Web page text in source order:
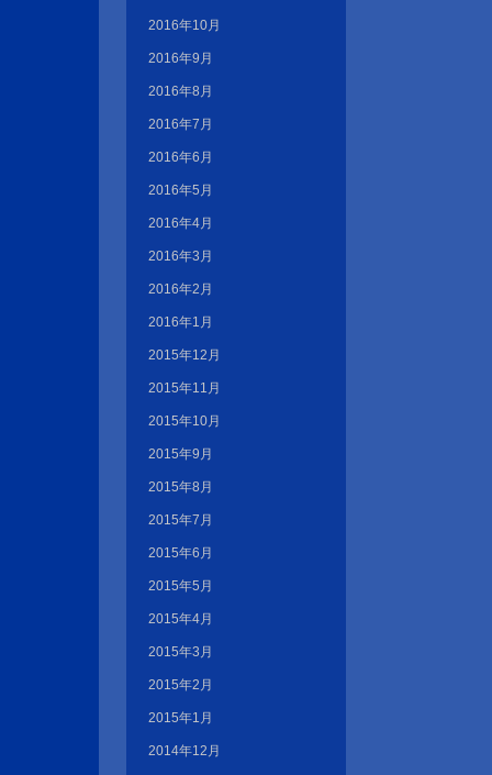
2016年10月
2016年9月
2016年8月
2016年7月
2016年6月
2016年5月
2016年4月
2016年3月
2016年2月
2016年1月
2015年12月
2015年11月
2015年10月
2015年9月
2015年8月
2015年7月
2015年6月
2015年5月
2015年4月
2015年3月
2015年2月
2015年1月
2014年12月